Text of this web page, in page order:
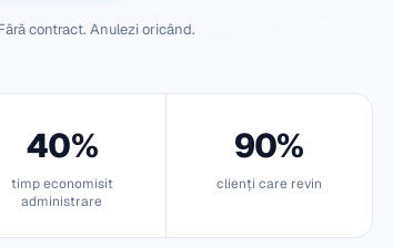
contract. Anulezi oricând.
40%
timp economisit
administrare
90%
clienți care revin